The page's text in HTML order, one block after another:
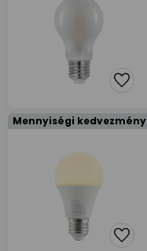
Mennyiségi kedvezmény